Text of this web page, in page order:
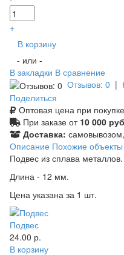
+
В корзину
- или -
В закладки В сравнение
Отзывов: 0 |
Поделиться
Оптовая цена при
При заказе от 10 000
Доставка:
Описание Похожие
Подвес из сплава металлов.
Длина - 12 мм.
Цена указана за 1 шт.
Подвес
24.00 р.
В корзину